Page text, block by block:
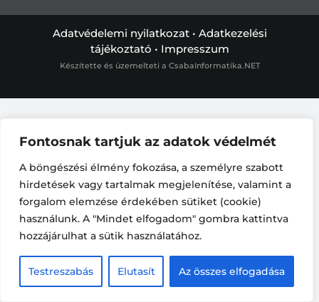
Fontosnak tartjuk az adatok védelmét
A böngészési élmény fokozása, a személyre szabott
hirdetések vagy tartalmak megjelenítése, valamint a
forgalom elemzése érdekében sütiket (cookie)
használunk. A "Mindet elfogadom" gombra kattintva
hozzájárulhat a sütik használatához.
Testreszabás Elutasít Az összes elfogadása
Adatvédelemi nyilatkozat• Adatkezelési
tájékoztató • Impresszum
Készítette és üzemelteti a CsabaInformatika.NET